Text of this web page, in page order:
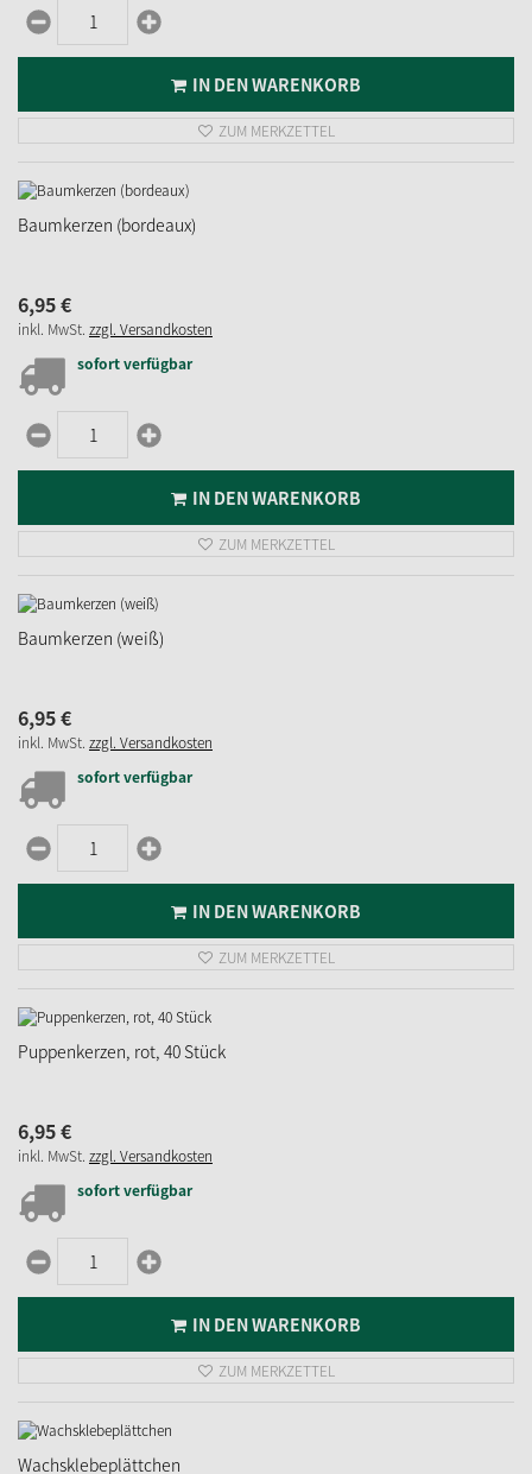
IN DEN WARENKORB
ZUM MERKZETTEL
Baumkerzen (bordeaux)
6,95€
inkl. MwSt. zzgl. Versandkosten
sofort verfügbar
IN DEN WARENKORB
ZUM MERKZETTEL
Baumkerzen (weiß)
6,95€
inkl. MwSt. zzgl. Versandkosten
sofort verfügbar
IN DEN WARENKORB
ZUM MERKZETTEL
Puppenkerzen, rot, 40 Stück
6,95€
inkl. MwSt. zzgl. Versandkosten
sofort verfügbar
IN DEN WARENKORB
ZUM MERKZETTEL
Wachsklebeplättchen